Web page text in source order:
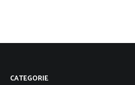
CATEGORIE